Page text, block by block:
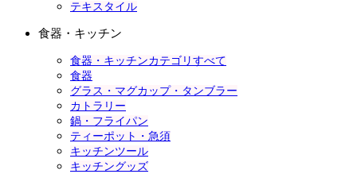
テキスタイル
食器・キッチン
食器・キッチンカテゴリすべて
食器
グラス・マグカップ・タンブラー
カトラリー
鍋・フライパン
ティーポット・急須
キッチンツール
キッチングッズ